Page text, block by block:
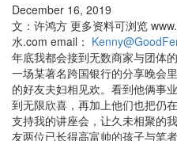
December 16, 2019
文：许鸿方 更多资料可浏览
水.com email：
年底我都会接到无数商家与团体
一场某著名跨国银行的分享晚会
的好友夫妇相见欢。看到他俩事
到无限欣喜，再加上他们也把仍
支持我的讲座会，让久未相聚的
友两位已长得高富帅的孩子与笔